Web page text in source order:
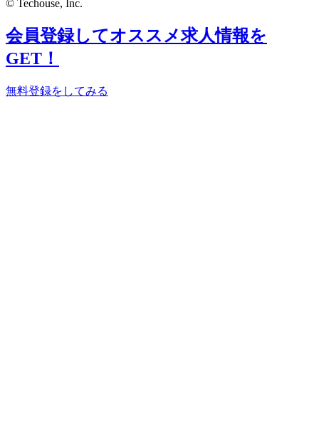
© Techouse, Inc.
会員登録してオススメ求人情報を
GET！
無料登録をしてみる